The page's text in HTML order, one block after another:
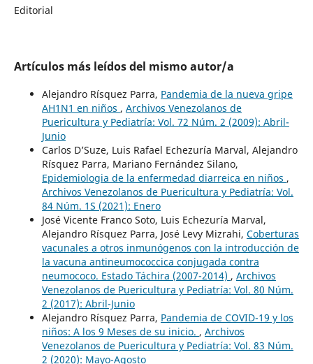
Editorial
Artículos más leídos del mismo autor/a
Alejandro Rísquez Parra, Pandemia de la nueva gripe
AH1N1 en niños , Archivos Venezolanos de
Puericultura y Pediatría: Vol. 72 Núm. 2 (2009): Abril-
Junio
Carlos D’Suze, Luis Rafael Echezuría Marval, Alejandro
Rísquez Parra, Mariano Fernández Silano,
Epidemiologia de la enfermedad diarreica en niños ,
Archivos Venezolanos de Puericultura y Pediatría: Vol.
84 Núm. 1S (2021): Enero
José Vicente Franco Soto, Luis Echezuría Marval,
Alejandro Rísquez Parra, José Levy Mizrahi, Coberturas
vacunales a otros inmunógenos con la introducción de
la vacuna antineumococcica conjugada contra
neumococo. Estado Táchira (2007-2014) , Archivos
Venezolanos de Puericultura y Pediatría: Vol. 80 Núm.
2 (2017): Abril-Junio
Alejandro Rísquez Parra, Pandemia de COVID-19 y los
niños: A los 9 Meses de su inicio. , Archivos
Venezolanos de Puericultura y Pediatría: Vol. 83 Núm.
2 (2020): Mayo-Agosto